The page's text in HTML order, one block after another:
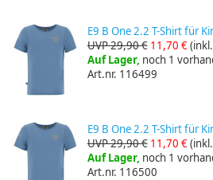
E9 B One 2.2 T-Shirt für
UVP 29,90 € 11,70 €(inkl.
Auf Lager, noch 1
Art.nr. 116499
E9 B One 2.2 T-Shirt für
UVP 29,90 € 11,70 €(inkl.
Auf Lager, noch 1
Art.nr. 116500